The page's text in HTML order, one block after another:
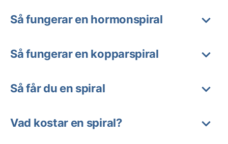
Så fungerar en hormonspiral
Så fungerar en kopparspiral
Så får du en spiral
Vad kostar en spiral?